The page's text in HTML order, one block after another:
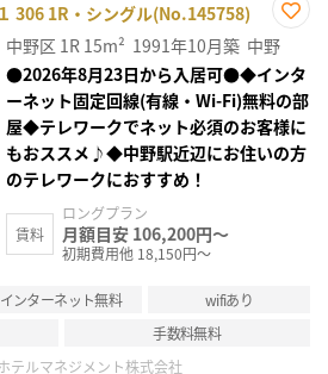
306 1R・シングル(No.145758)
お気
に入
り登
録
中野区 1R 15m² 1991年10月築 中野
●2026年8月23日から入居可●◆インタ
ーネット固定回線(有線・Wi-Fi)無料の部
屋◆テレワークでネット必須のお客様に
もおススメ♪◆中野駅近辺にお住いの方
のテレワークにおすすめ！
賃料
ロングプラン
月額目安 106,200円～
初期費用他 18,150円～
インターネット無料
wifiあり
手数料無料
テルマネジメント株式会社